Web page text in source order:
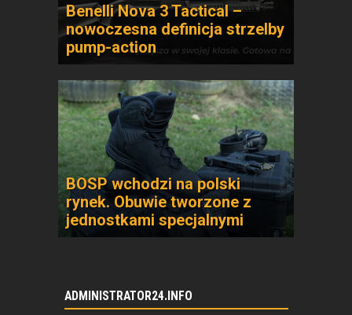
Benelli Nova 3 Tactical –
nowoczesna definicja strzelby
pump-action
BOSP wchodzi na polski
rynek. Obuwie tworzone z
jednostkami specjalnymi
ADMINISTRATOR24.INFO